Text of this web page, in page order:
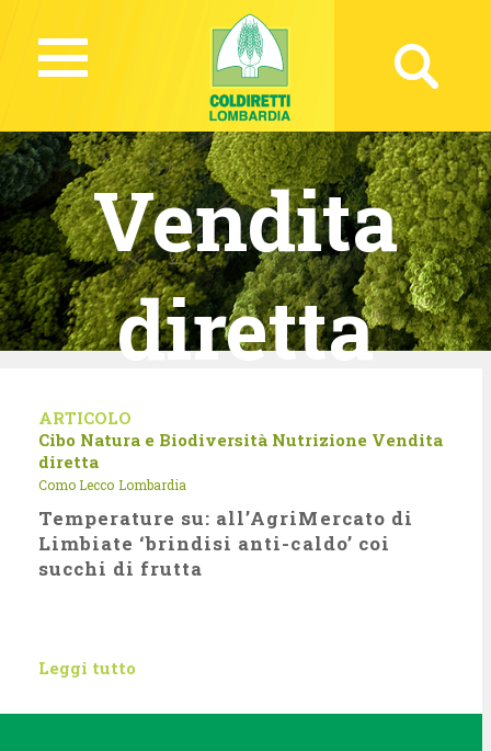
Vendita
diretta
ARTICOLO
Cibo Natura e Biodiversità Nutrizione Vendita
diretta
Como Lecco Lombardia
Temperature su: all’AgriMercato di
Limbiate ‘brindisi anti-caldo’ coi
succhi di frutta
Leggi tutto